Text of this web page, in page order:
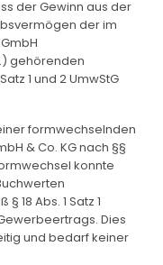
der Gewinn aus der
der im
gehörenden
1 und 2 UmwStG
formwechselnden
& Co. KG nach §§
konnte
18 Abs. 1 Satz 1
Dies
und bedarf keiner